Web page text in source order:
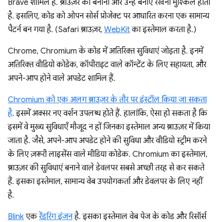
Brave शामिल हैं. ब्राउज़र को बनाना और उन्हें बनाए रखना मुश्किल होता
है. इसलिए, कोड को ओपन सोर्स प्रोजेक्ट पर आधारित करना एक सामान्य
पैटर्न बन गया है. (Safari ब्राउज़र, WebKitका इस्तेमाल करता है.)
Chrome, Chromium के कोड में अतिरिक्त सुविधाएं जोड़ता है. इनमें
अतिरिक्त वीडियो कोडेक, कॉपीराइट वाले कॉन्टेंट के लिए सहायता, और
अपने-आप होने वाले अपडेट शामिल हैं.
Chromium को एक अलग ब्राउज़र के तौर पर इंस्टॉल किया जा सकता
है. इसमें अक्सर नए वर्शन उपलब्ध होते हैं. हालांकि, ऐसा हो सकता है कि
इसमें वे मुख्य सुविधाएँ मौजूद न हों जिनका इस्तेमाल अन्य ब्राउज़र में किया
जाता है. जैसे, अपने-आप अपडेट होने की सुविधा और वीडियो स्ट्रीम करने
के लिए ज़रूरी लाइसेंस वाले मीडिया कोडेक. Chromium का इस्तेमाल,
ब्राउज़र की सुविधाएं बनाने वाले डेवलपर सबसे अच्छी तरह से कर सकते
हैं. इसका इस्तेमाल, सामान्य वेब उपयोगकर्ता और डेवलपर के लिए नहीं
है.
Blink एकरेंडरिंग इंजनहै. इसका इस्तेमाल वेब पेज के कोड और रिसॉर्स